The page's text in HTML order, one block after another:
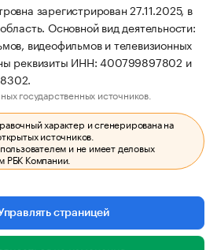
зарегистрирован 27.11.2025, в
Основной вид деятельности:
видеофильмов и телевизионных
реквизиты ИНН: 400799897802 и
государственных источников.
характер и сгенерирована на
источников.
и не имеет деловых
РБК Компании.
страницей